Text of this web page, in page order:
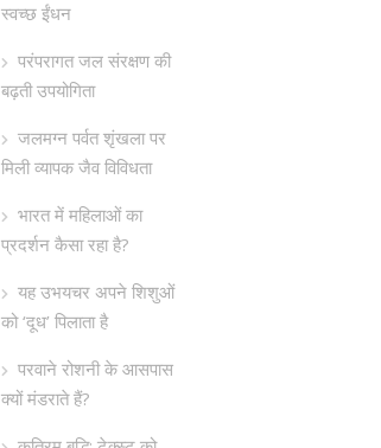
स्वच्छ ईंधन
परंपरागत जल संरक्षण की
बढ़ती उपयोगिता
जलमग्न पर्वत शृंखला पर
मिली व्यापक जैव विविधता
भारत में महिलाओं का
प्रदर्शन कैसा रहा है?
यह उभयचर अपने शिशुओं
को ‘दूध’ पिलाता है
परवाने रोशनी के आसपास
क्यों मंडराते हैं?